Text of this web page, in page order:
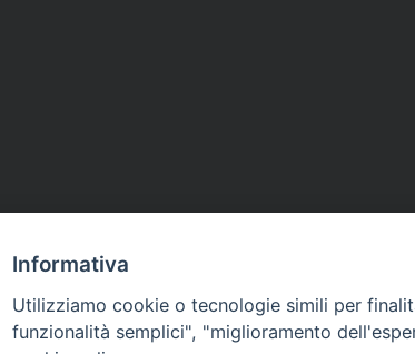
Informativa
Utilizziamo cookie o tecnologie simili per
funzionalità semplici", "miglioramento